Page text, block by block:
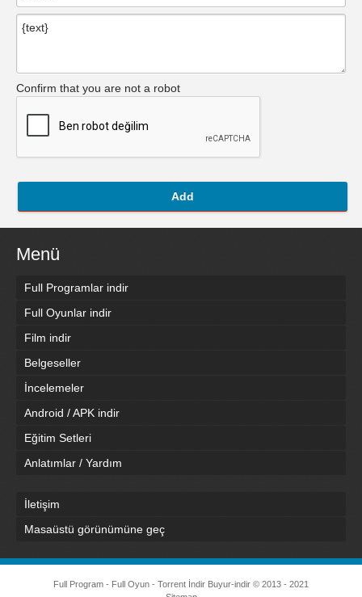
Confirm that you are not a robot
Add
Menü
Full Programlar indir
Full Oyunlar indir
Film indir
Belgeseller
İncelemeler
Android / APK indir
Eğitim Setleri
Anlatımlar / Yardım
İletişim
Masaüstü görünümüne geç
Full Program - Full Oyun - Torrent İndir Buyur-indir © 2013 - 2021